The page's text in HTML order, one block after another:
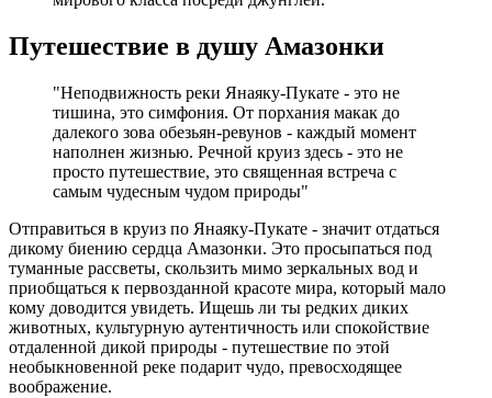
Путешествие в душу Амазонки
"Неподвижность реки Янаяку-Пукате - это не
тишина, это симфония. От порхания макак до
далекого зова обезьян-ревунов - каждый момент
наполнен жизнью. Речной круиз здесь - это не
просто путешествие, это священная встреча с
самым чудесным чудом природы"
Отправиться в круиз по Янаяку-Пукате - значит отдаться
дикому биению сердца Амазонки. Это просыпаться под
туманные рассветы, скользить мимо зеркальных вод и
приобщаться к первозданной красоте мира, который мало
кому доводится увидеть. Ищешь ли ты редких диких
животных, культурную аутентичность или спокойствие
отдаленной дикой природы - путешествие по этой
необыкновенной реке подарит чудо, превосходящее
воображение.